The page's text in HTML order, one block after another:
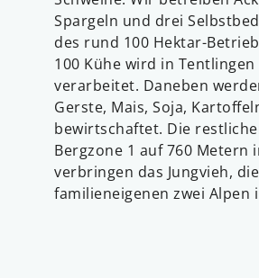
Spargeln und drei
des rund 100 Hektar-
100 Kühe wird in
verarbeitet. Daneben
Gerste, Mais, Soja,
bewirtschaftet. Die
Bergzone 1 auf 760 Metern
verbringen das Jungvieh,
familieneigenen zwei Alpen